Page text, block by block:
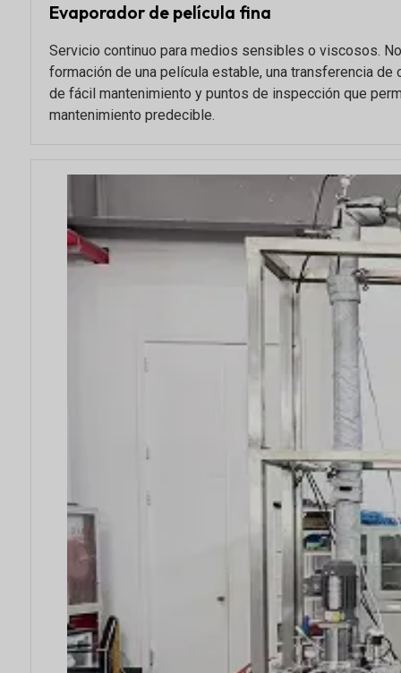
Evaporador de película fina
Servicio continuo para medios sensibles o viscosos.
formación de una película estable, una transferencia de
de fácil mantenimiento y puntos de inspección que
mantenimiento predecible.